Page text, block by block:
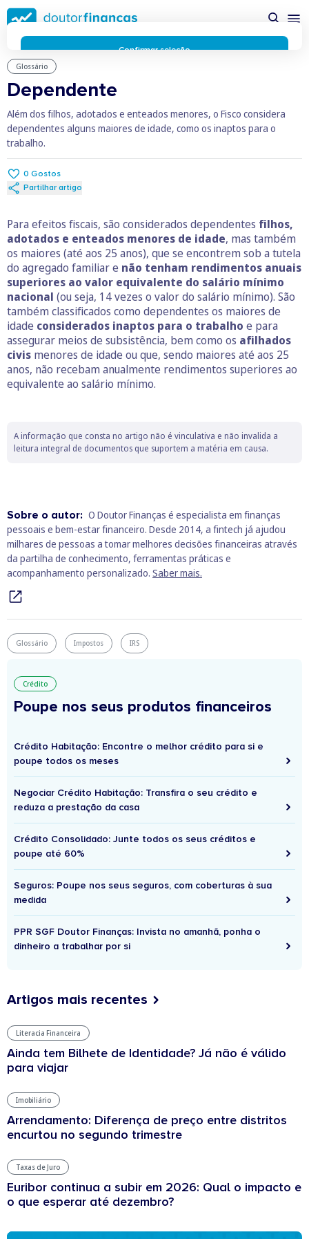
Saltar
para
conteúdo
principal
Glossário
Dependente
Além dos filhos, adotados e enteados menores, o Fisco considera
dependentes alguns maiores de idade, como os inaptos para o
trabalho.
0 Gostos
Partilhar artigo
Para efeitos fiscais, são considerados dependentes filhos,
adotados e enteados menores de idade, mas também
os maiores (até aos 25 anos), que se encontrem sob a tutela
do agregado familiar e não tenham rendimentos anuais
superiores ao valor equivalente do salário mínimo
nacional (ou seja, 14 vezes o valor do salário mínimo). São
também classificados como dependentes os maiores de
idade considerados inaptos para o trabalho e para
assegurar meios de subsistência, bem como os afilhados
civis menores de idade ou que, sendo maiores até aos 25
anos, não recebam anualmente rendimentos superiores ao
equivalente ao salário mínimo.
A informação que consta no artigo não é vinculativa e não invalida a
leitura integral de documentos que suportem a matéria em causa.
Sobre o autor: O Doutor Finanças é especialista em finanças
pessoais e bem‑estar financeiro. Desde 2014, a fintech já ajudou
milhares de pessoas a tomar melhores decisões financeiras através
da partilha de conhecimento, ferramentas práticas e
acompanhamento personalizado. Saber mais.
Glossário Impostos IRS
Crédito
Poupe nos seus produtos financeiros
Crédito Habitação: Encontre o melhor crédito para si e
poupe todos os meses
Negociar Crédito Habitação: Transfira o seu crédito e
reduza a prestação da casa
Crédito Consolidado: Junte todos os seus créditos e
poupe até 60%
Seguros: Poupe nos seus seguros, com coberturas à sua
medida
PPR SGF Doutor Finanças: Invista no amanhã, ponha o
dinheiro a trabalhar por si
Artigos mais recentes
Literacia Financeira
Ainda tem Bilhete de Identidade? Já não é válido
para viajar
Imobiliário
Arrendamento: Diferença de preço entre distritos
encurtou no segundo trimestre
Taxas de Juro
Euribor continua a subir em 2026: Qual o impacto e
o que esperar até dezembro?
possível enquanto utilizador do portal Doutor Finanças e
personalizar conteúdos e anúncios.
Saiba mais sobre as
funcionalidades dos cookiesaqui.
Respeitamos a sua privacidade e estamos comprometidos com
a transparência no uso de cookies no nosso website. Não
recolhemos, processamos ou armazenamos quaisquer dados
pessoais através de cookies durante a navegação normal no
nosso website.
Os cookies utilizados no nosso website são limitados a cookies
essenciais e funcionais que melhoram o desempenho do site e
sua atividade fora do nosso site. Conheça a nossa
os respetivos serviços, melhorar a qualidade destes e analisar
o tráfego.Saiba mais.
Cookies estritamente necessários Sempre ativos
Cookies para estatística
Cookies
Cookies para marketing e personalização
Cookies
Confirmar seleção